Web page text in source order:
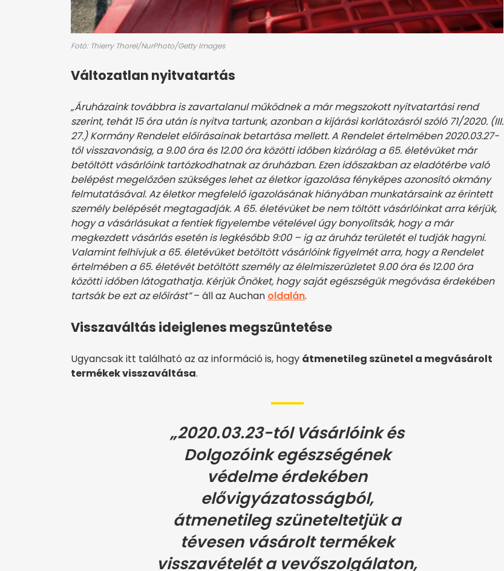
Fotó: Thierry Thorel/NurPhoto/Getty Images
Változatlan nyitvatartás
„Áruházaink továbbra is zavartalanul működnek a már megszokott nyitvatartási rend
szerint, tehát 15 óra után is nyitva tartunk, azonban a kijárási korlátozásról szóló 71/2020. (III.
27.) Kormány Rendelet előírásainak betartása mellett. A Rendelet értelmében 2020.03.27-
től visszavonásig, a 9.00 óra és 12.00 óra közötti időben kizárólag a 65. életévüket már
betöltött vásárlóink tartózkodhatnak az áruházban. Ezen időszakban az eladótérbe való
belépést megelőzően szükséges lehet az életkor igazolása fényképes azonosító okmány
felmutatásával. Az életkor megfelelő igazolásának hiányában munkatársaink az érintett
személy belépését megtagadják. A 65. életévüket be nem töltött vásárlóinkat arra kérjük,
hogy a vásárlásukat a fentiek figyelembe vételével úgy bonyolítsák, hogy a már
megkezdett vásárlás esetén is legkésőbb 9:00 – ig az áruház területét el tudják hagyni.
Valamint felhívjuk a 65. életévüket betöltött vásárlóink figyelmét arra, hogy a Rendelet
értelmében a 65. életévét betöltött személy az élelmiszerüzletet 9.00 óra és 12.00 óra
közötti időben látogathatja. Kérjük Önöket, hogy saját egészségük megóvása érdekében
tartsák be ezt az előírást”– áll az Auchan oldalán.
Visszaváltás ideiglenes megszüntetése
Ugyancsak itt található az az információ is, hogy átmenetileg szünetel a megvásárolt
termékek visszaváltása.
„2020.03.23-tól Vásárlóink és
Dolgozóink egészségének
védelme érdekében
elővigyázatosságból,
átmenetileg szüneteltetjük a
tévesen vásárolt termékek
visszavételét a vevőszolgálaton,